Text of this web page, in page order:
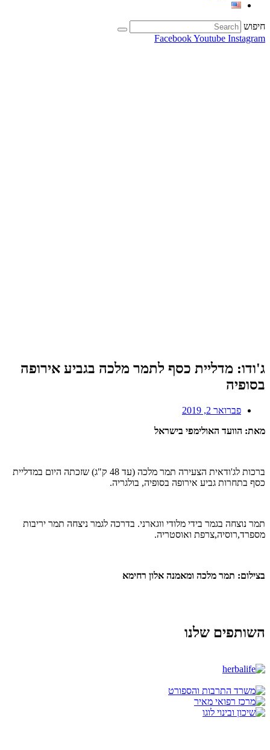
חיפוש
FacebookYoutube Instagram
ג'ודו: מדליית כסף לתמר מלכה בגביע אירופה
בסופיה
פברואר 2, 2019
מאת: הוועד האולימפי בישראל
ברכות לג'ודאית הצעירה תמר מלכה (עד 48 ק"ג) שזכתה היום במדליית
כסף בתחרות גביע אירופה בסופיה, בולגריה.
תמר נוצחה בגמר בידי מלודי ווגארני. בדרכה לגמר ניצחה תמר יריבות
מספרד,רוסיה,צרפת ואוסטריה.
בצילום: תמר מלכה ומאמנה אלון רחימא
השותפים שלנו